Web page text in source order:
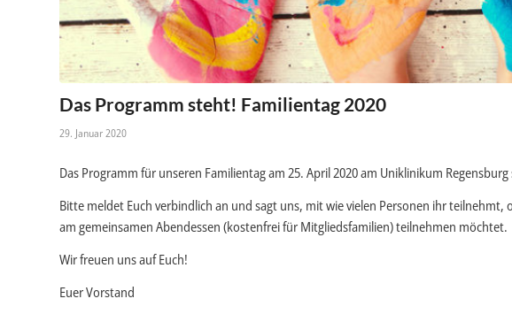
Das Programm steht! Familientag 2020
29. Januar 2020
Das Programm für unseren Familientag am 25. April 2020 am Uniklinikum
Bitte meldet Euch verbindlich an und sagt uns, mit wie vielen Personen ihr
am gemeinsamen Abendessen (kostenfrei für Mitgliedsfamilien) teilnehmen möchtet.
Wir freuen uns auf Euch!
Euer Vorstand